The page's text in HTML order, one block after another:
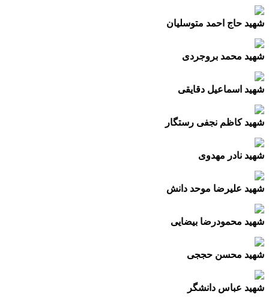
شهید حاج احمد متوسلیان
شهید محمد بروجردی
شهید اسماعیل دقایقی
شهید کاظم نجفی رستگار
شهید نادر مهدوی
شهید علیرضا موحد دانش
شهید محمودرضا بیضایی
شهید محسن حججی
شهید عباس دانشگر